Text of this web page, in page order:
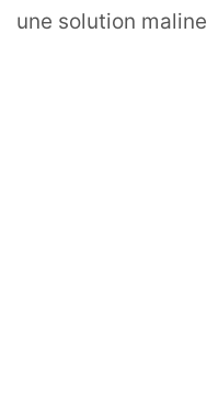
une solution maline